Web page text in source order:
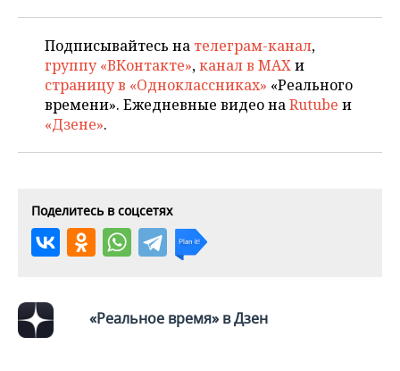
ХОККЕЙ С МЯЧОМ
ПРОИСШЕСТВИЯ
Подписывайтесь на телеграм-канал,
группу «ВКонтакте»,канал в MAXи
страницу в «Одноклассниках» «Реального
времени». Ежедневные видео наRutube и
«Дзене».
Поделитесь в соцсетях
«Реальное время» в Дзен